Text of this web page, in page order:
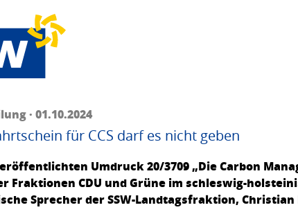
· 01.10.2024
für CCS darf es nicht geben
Umdruck 20/3709 „Die Carbon
Fraktionen CDU und Grüne im schleswig-
Sprecher der SSW-Landtagsfraktion,